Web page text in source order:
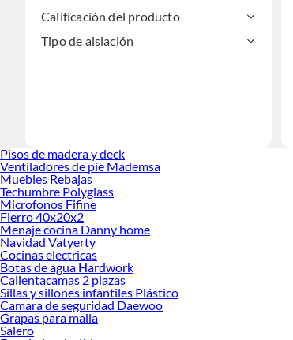
Calificación del producto
Tipo de aislación
Pisos de madera y deck
Ventiladores de pie Mademsa
Muebles Rebajas
Techumbre Polyglass
Microfonos Fifine
Fierro 40x20x2
Menaje cocina Danny home
Navidad Vatyerty
Cocinas electricas
Botas de agua Hardwork
Calientacamas 2 plazas
Sillas y sillones infantiles Plástico
Camara de seguridad Daewoo
Grapas para malla
Salero